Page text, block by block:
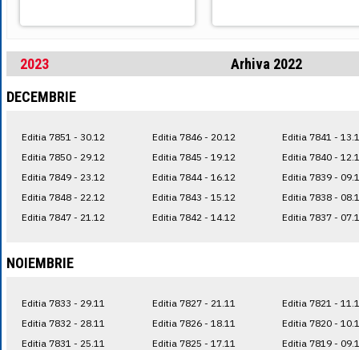
2023
Arhiva 2022
DECEMBRIE
Editia 7851 - 30.12
Editia 7850 - 29.12
Editia 7849 - 23.12
Editia 7848 - 22.12
Editia 7847 - 21.12
Editia 7846 - 20.12
Editia 7845 - 19.12
Editia 7844 - 16.12
Editia 7843 - 15.12
Editia 7842 - 14.12
Editia 7841 -
Editia 7840 -
Editia 7839 -
Editia 7838 -
Editia 7837 -
NOIEMBRIE
Editia 7833 - 29.11
Editia 7832 - 28.11
Editia 7831 - 25.11
Editia 7827 - 21.11
Editia 7826 - 18.11
Editia 7825 - 17.11
Editia 7821 -
Editia 7820 -
Editia 7819 -